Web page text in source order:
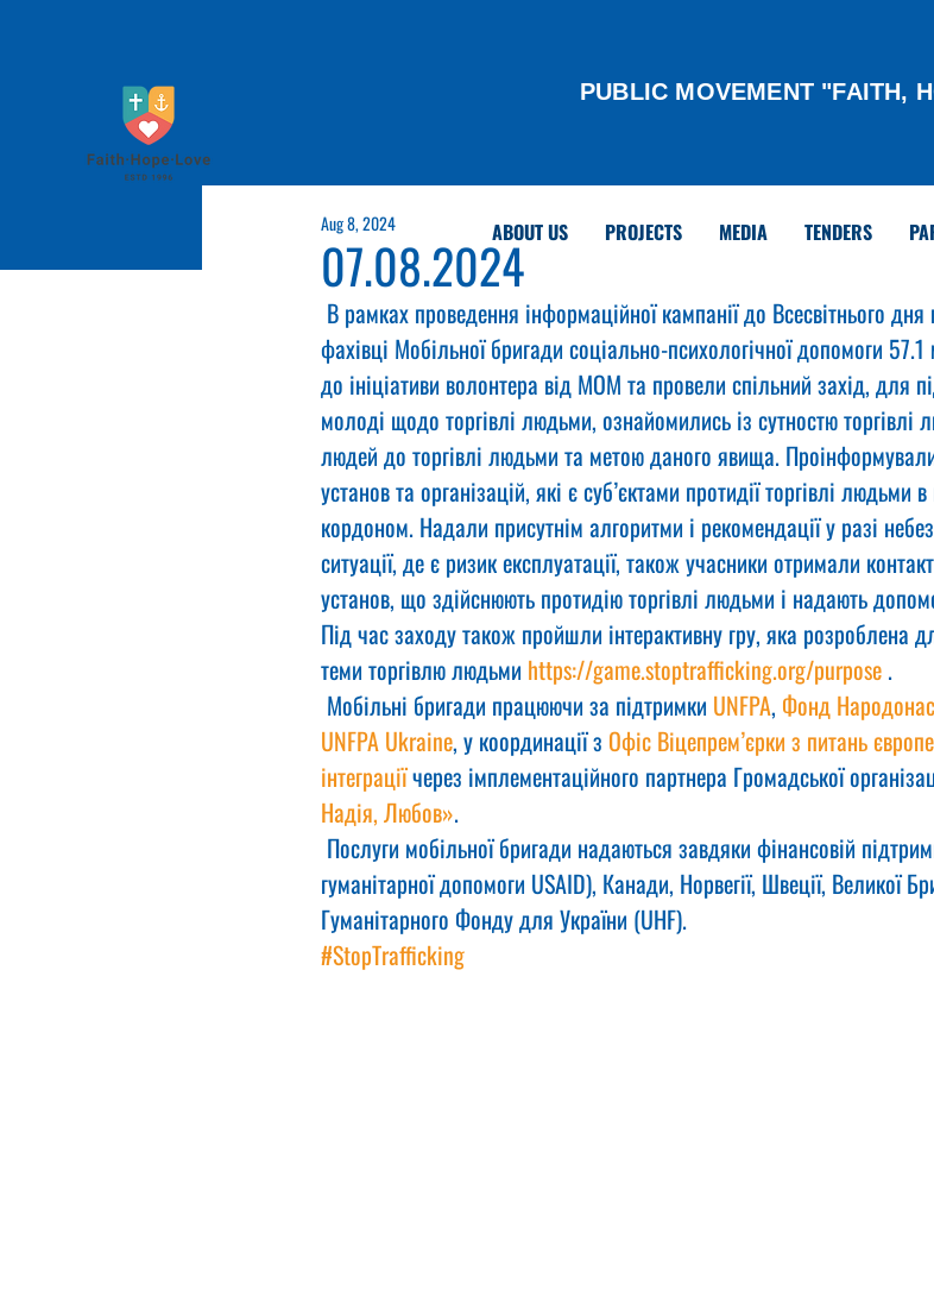
PUBLIC MOVEMENT "FAITH,
ABOUT US PROJECTS MEDIA TENDERS
07.08.2024
Aug 8, 2024
В рамках проведення інформаційної кампанії до Всесвітнього дня
фахівці Мобільної бригади соціально-психологічної допомоги
до ініціативи волонтера від МОМ та провели спільний захід, для
молоді щодо торгівлі людьми, ознайомились із сутностю торгівлі
людей до торгівлі людьми та метою даного явища.
установ та організацій, які є суб’єктами протидії торгівлі людьми
кордоном. Надали присутнім алгоритми і рекомендації у разі
ситуації, де є ризик експлуатації, також учасники отримали
установ, що здійснюють протидію торгівлі людьми і надають
Під час заходу також пройшли інтерактивну гру, яка розроблена
теми торгівлю людьми https://game.stoptrafficking.org/purpose .
Мобільні бригади працюючи за підтримки UNFPA, Фонд
UNFPA Ukraine, у координації з Офіс Віцепрем’єрки з питань
інтеграції через імплементаційного партнера Громадської
Надія, Любов».
Послуги мобільної бригади надаються завдяки фінансовій
гуманітарної допомоги USAID), Канади, Норвегії, Швеції, Великої
Гуманітарного Фонду для України (UHF).
#StopTrafficking